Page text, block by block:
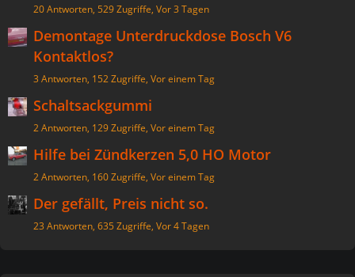
20 Antworten, 529 Zugriffe, Vor 3 Tagen
Demontage Unterdruckdose Bosch V6
Kontaktlos?
3 Antworten, 152 Zugriffe, Vor einem Tag
Schaltsackgummi
2 Antworten, 129 Zugriffe, Vor einem Tag
Hilfe bei Zündkerzen 5,0 HO Motor
2 Antworten, 160 Zugriffe, Vor einem Tag
Der gefällt, Preis nicht so.
23 Antworten, 635 Zugriffe, Vor 4 Tagen